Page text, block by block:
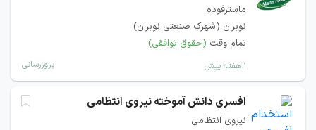
ماسترفوده
نوبران (شهرک صنعتی نوبران)
تمام وقت (حقوق توافقی)
۱ هفته پیش بروزرسانی
افسری دانش آموخته نیروی انتظامی
نیروی انتظامی